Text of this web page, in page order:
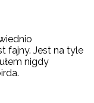
fajny. Jest na tyle
nigdy